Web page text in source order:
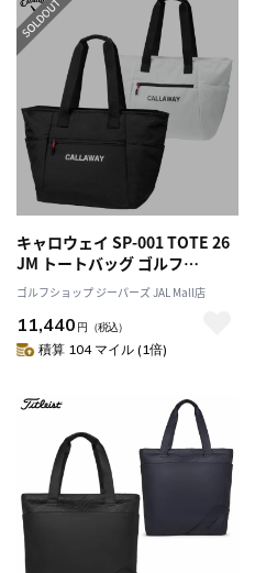
キャロウェイ SP-001 TOTE 26
JM トートバッグ ゴルフ
Callaway 2026年モデル 日本正
規品
ゴルフショップ ジーパーズ JAL Mall店
11,440 円 （税込）
積算 104 マイル (1倍)